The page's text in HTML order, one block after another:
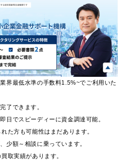
界最低水準の手数料1.5%~でご利用いた
了できます。
日でスピーディーに資金調達可能。
た方も可能性はまだあります。
少額～相談に乗っています。
取実績があります。